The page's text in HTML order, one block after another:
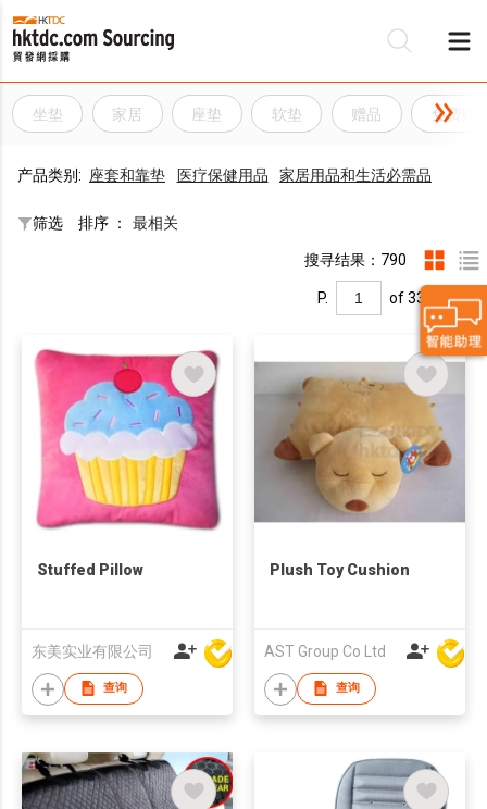
坐垫 家居 座垫 软垫 赠品 免费赠
产品类别: 座套和靠垫 医疗保健用品 家居用品和生活必需品
筛选 排序 ： 最相关
搜寻结果：790
P. of 33
Stuffed Pillow
东美实业有限公司
查询
Plush Toy Cushion
AST Group Co Ltd
查询